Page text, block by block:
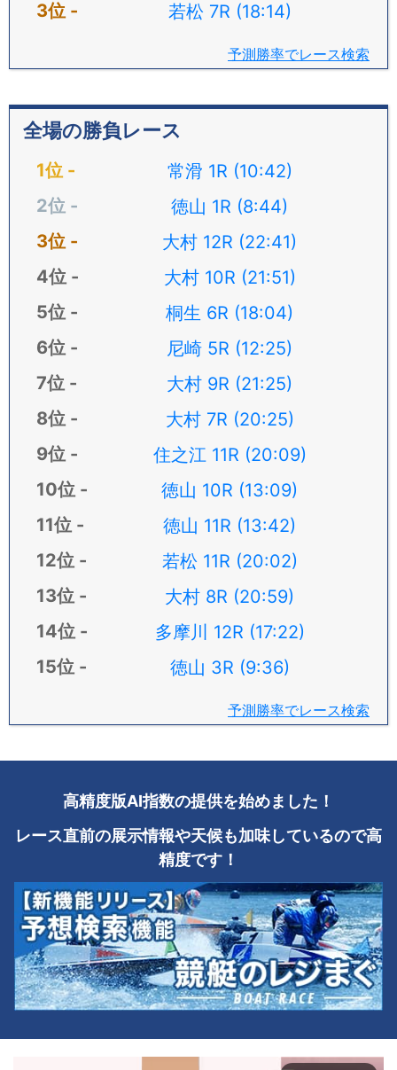
若松 7R (18:14)
予測勝率でレース検索
全場の勝負レース
常滑 1R (10:42)
徳山 1R (8:44)
大村 12R (22:41)
大村 10R (21:51)
桐生 6R (18:04)
尼崎 5R (12:25)
大村 9R (21:25)
大村 7R (20:25)
住之江 11R (20:09)
徳山 10R (13:09)
徳山 11R (13:42)
若松 11R (20:02)
大村 8R (20:59)
多摩川 12R (17:22)
徳山 3R (9:36)
予測勝率でレース検索
高精度版AI指数の提供を始めました！
レース直前の展示情報や天候も加味しているので高
精度です！